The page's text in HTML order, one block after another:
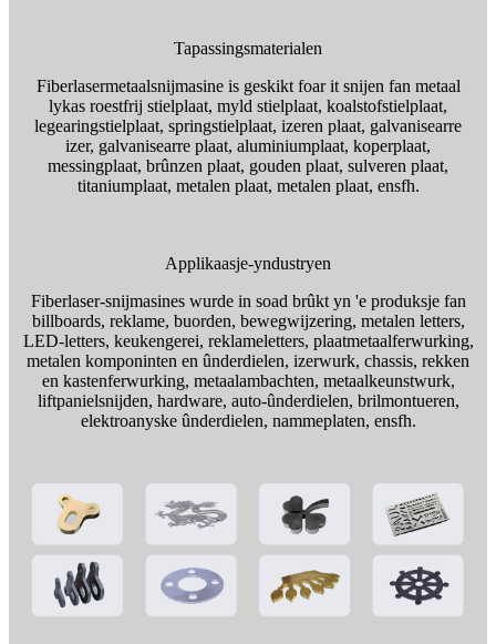
Tapassingsmaterialen
Fiberlasermetaalsnijmasine is geskikt foar it snijen fan metaal
lykas roestfrij stielplaat, myld stielplaat, koalstofstielplaat,
legearingstielplaat, springstielplaat, izeren plaat, galvanisearre
izer, galvanisearre plaat, aluminiumplaat, koperplaat,
messingplaat, brûnzen plaat, gouden plaat, sulveren plaat,
titaniumplaat, metalen plaat, metalen plaat, ensfh.
Applikaasje-yndustryen
Fiberlaser-snijmasines wurde in soad brûkt yn 'e produksje fan
billboards, reklame, buorden, bewegwijzering, metalen letters,
LED-letters, keukengerei, reklameletters, plaatmetaalferwurking,
metalen komponinten en ûnderdielen, izerwurk, chassis, rekken
en kastenferwurking, metaalambachten, metaalkeunstwurk,
liftpanielsnijden, hardware, auto-ûnderdielen, brilmontueren,
elektroanyske ûnderdielen, nammeplaten, ensfh.